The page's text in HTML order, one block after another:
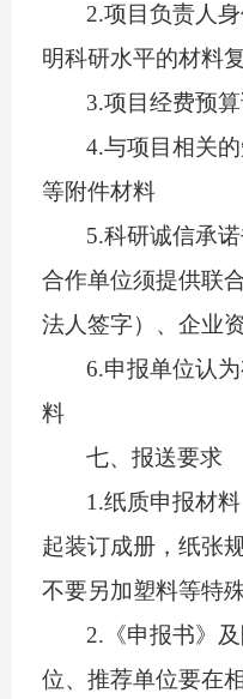
2.项目负责人
明科研水平的材料
3.项目经费预
4.与项目相关
等附件材料
5.科研诚信承
合作单位须提供联
法人签字）、企业
6.申报单位认
料
七、报送要求
1.纸质申报材料
起装订成册，纸张
不要另加塑料等特
2. 《申报书》及
位、推荐单位要在